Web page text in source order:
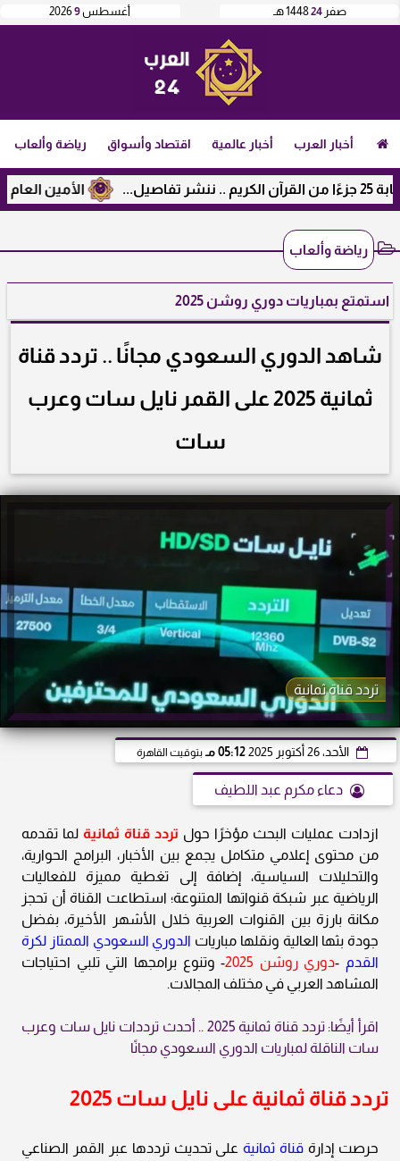
أغسطس9
2026 صفر 241448 هـ
أخبار العرب أخبار عالمية اقتصاد وأسواق رياضة وألعاب
الأمين العام لرابطة
رياضة وألعاب
استمتع بمباريات دوري روشن 2025
شاهد الدوري السعودي مجانًا .. تردد قناة
ثمانية 2025 على القمر نايل سات وعرب
سات
تردد قناة ثمانية
الأحد، 26 أكتوبر 2025 05:12 مـ بتوقيت القاهرة
دعاء مكرم عبد اللطيف
ازدادت عمليات البحث مؤخرًا حول تردد قناة ثمانية لما تقدمه
من محتوى إعلامي متكامل يجمع بين الأخبار، البرامج الحوارية،
والتحليلات السياسية، إضافة إلى تغطية مميزة للفعاليات
الرياضية عبر شبكة قنواتها المتنوعة؛ استطاعت القناة أن تحجز
مكانة بارزة بين القنوات العربية خلال الأشهر الأخيرة، بفضل
جودة بثها العالية ونقلها مباريات الدوري السعودي الممتاز لكرة
القدم -دوري روشن 2025
- وتنوع برامجها التي تلبي احتياجات
المشاهد العربي في مختلف المجالات.
اقرأ أيضًا: تردد قناة ثمانية 2025 .. أحدث ترددات نايل سات وعرب
سات الناقلة لمباريات الدوري السعودي مجانًا
تردد قناة ثمانية على نايل سات 2025
حرصت إدارة قناة ثمانية على تحديث ترددها عبر القمر الصناعي